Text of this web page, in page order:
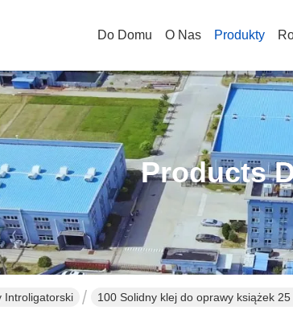
Do Domu O Nas Produkty
Products
Introligatorski 100 Solidny klej do oprawy książek